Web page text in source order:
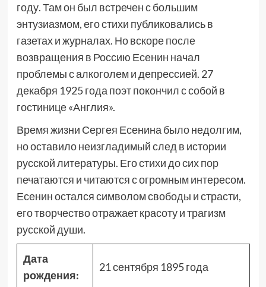
году. Там он был встречен с большим
энтузиазмом, его стихи публиковались в
газетах и журналах. Но вскоре после
возвращения в Россию Есенин начал
проблемы с алкоголем и депрессией. 27
декабря 1925 года поэт покончил с собой в
гостинице «Англия».
Время жизни Сергея Есенина было недолгим,
но оставило неизгладимый след в истории
русской литературы. Его стихи до сих пор
печатаются и читаются с огромным интересом.
Есенин остался символом свободы и страсти,
его творчество отражает красоту и трагизм
русской души.
Дата
рождения:
21 сентября 1895 года